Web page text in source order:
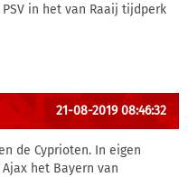
in het van Raaij tijdperk
21-08-2019 08:46:32
de Cyprioten. In eigen
het Bayern van